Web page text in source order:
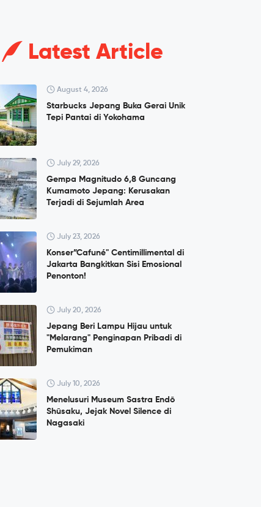
Latest Article
August 4, 2026
Starbucks Jepang Buka Gerai Unik
Tepi Pantai di Yokohama
July 29, 2026
Gempa Magnitudo 6,8 Guncang
Kumamoto Jepang: Kerusakan
Terjadi di Sejumlah Area
July 23, 2026
Konser”Cafuné" Centimillimental di
Jakarta Bangkitkan Sisi Emosional
Penonton!
July 20, 2026
Jepang Beri Lampu Hijau untuk
"Melarang" Penginapan Pribadi di
Pemukiman
July 10, 2026
Menelusuri Museum Sastra Endō
Shūsaku, Jejak Novel Silence di
Nagasaki